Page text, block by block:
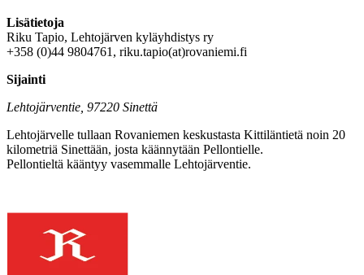
Lisätietoja
Riku Tapio, Lehtojärven kyläyhdistys ry
+358 (0)44 9804761, riku.tapio(at)rovaniemi.fi
Sijainti
Lehtojärventie, 97220 Sinettä
Lehtojärvelle tullaan Rovaniemen keskustasta Kittiläntietä noin 20
kilometriä Sinettään, josta käännytään Pellontielle.
Pellontieltä kääntyy vasemmalle Lehtojärventie.